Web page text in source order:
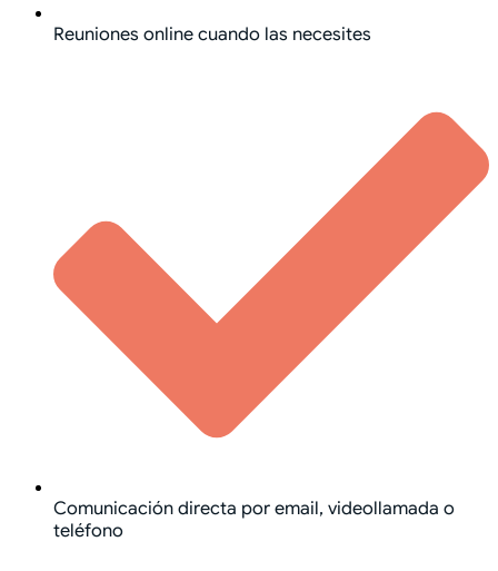
Reuniones online cuando las necesites
Comunicación directa por email, videollamada o
teléfono